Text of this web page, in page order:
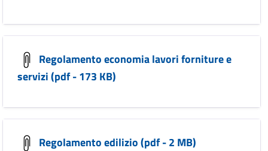
Regolamento economia lavori forniture e
servizi (pdf - 173 KB)
Regolamento edilizio (pdf - 2 MB)